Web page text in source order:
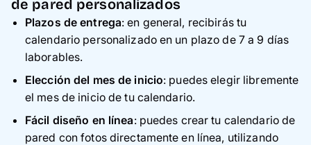
de pared personalizados
Plazos de entrega: en general, recibirás tu
calendario personalizado en un plazo de 7 a 9 días
laborables.
Elección del mes de inicio: puedes elegir libremente
el mes de inicio de tu calendario.
Fácil diseño en línea: puedes crear tu calendario de
pared con fotos directamente en línea, utilizando